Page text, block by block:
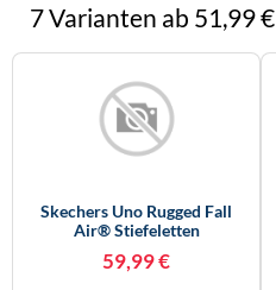
7 Varianten ab 51,99 €
Skechers Uno Rugged Fall
Air® Stiefeletten
59,99 €